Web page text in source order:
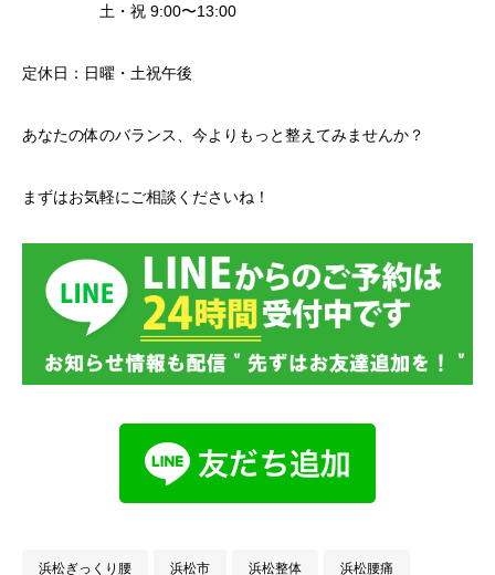
土・祝 9:00〜13:00
定休日：日曜・土祝午後
あなたの体のバランス、今よりもっと整えてみませんか？
まずはお気軽にご相談くださいね！
浜松ぎっくり腰 浜松市 浜松整体 浜松腰痛